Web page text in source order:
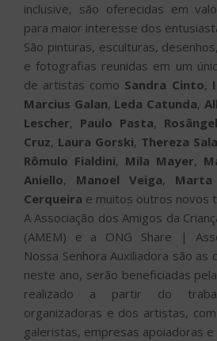
inclusive, são oferecidas em
para maior interesse dos
São pinturas, esculturas,
e fotografias reunidas em um
de artistas como Sandra Cinto,
Marcius Galan, Leda Catunda,
Lescher, Paulo Pasta,
Cruz, Laura Gorski, Thereza
Rômulo Fialdini, Mila Mayer,
Aniello, Manoel Veiga, Marta
Cerqueira e muitos outros novos
A Associação dos Amigos da
(AMEM) e a ONG Share |
Nossa Senhora Auxiliadora são as
neste ano, serão beneficiadas
realizado a partir do
organizadoras e dos artistas,
galeristas, empresas apoiadoras e